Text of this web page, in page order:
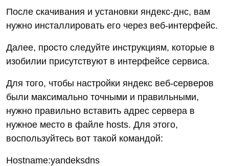
После скачивания и установки яндекс-днс, вам
нужно инсталлировать его через веб-интерфейс.
Далее, просто следуйте инструкциям, которые в
изобилии присутствуют в интерфейсе сервиса.
Для того, чтобы настройки яндекс веб-серверов
были максимально точными и правильными,
нужно правильно вставить адрес сервера в
нужное место в файле hosts. Для этого,
воспользуйтесь вот такой командой:
Hostname:yandeksdns